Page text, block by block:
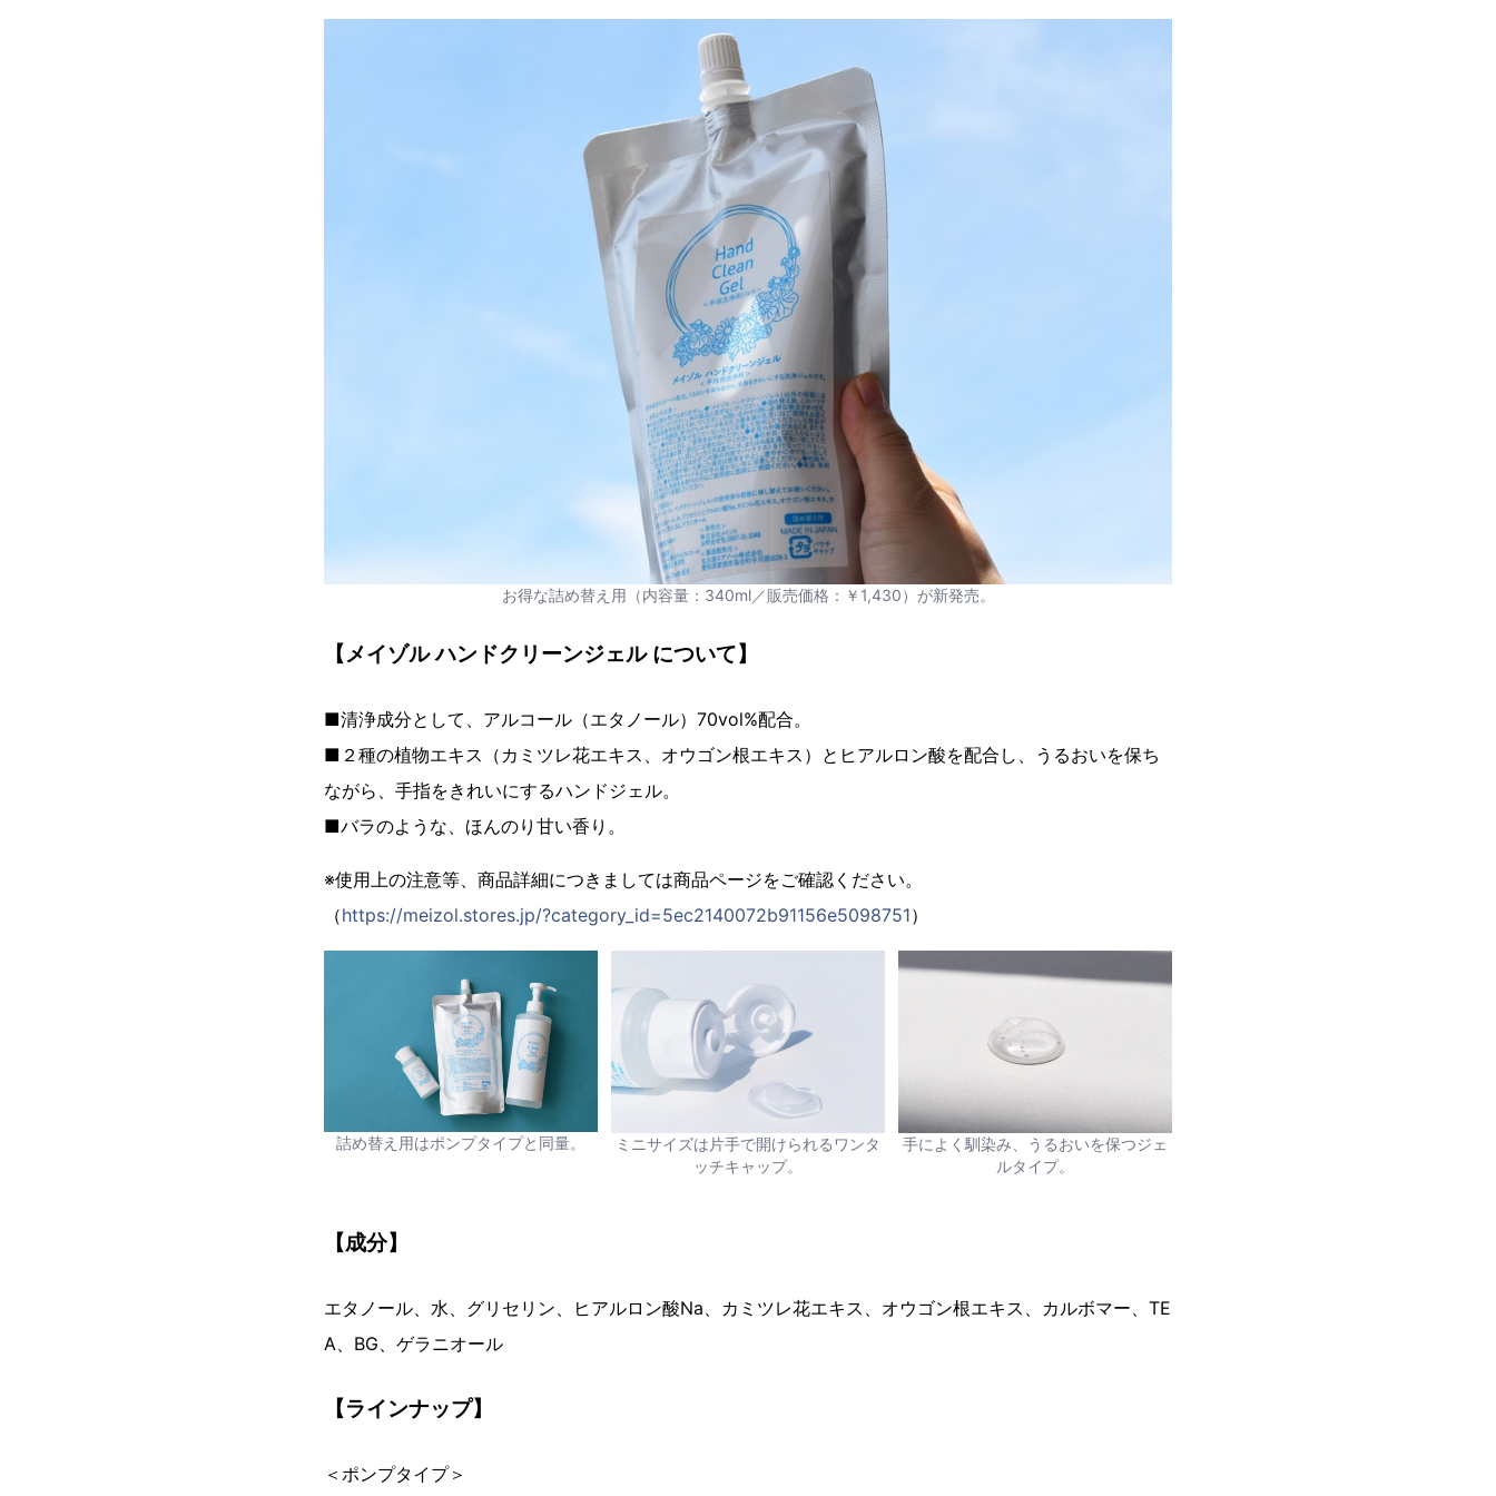
お得な詰め替え用（内容量：340ml／販売価格：￥1,430）が新発売。
【メイゾル ハンドクリーンジェル について】
■清浄成分として、アルコール（エタノール）70vol%配合。
■２種の植物エキス（カミツレ花エキス、オウゴン根エキス）とヒアルロン酸を配合し、うるおいを保ち
ながら、手指をきれいにするハンドジェル。
■バラのような、ほんのり甘い香り。
※使用上の注意等、商品詳細につきましては商品ページをご確認ください。
（https://meizol.stores.jp/?category_id=5ec2140072b91156e5098751）
詰め替え用はポンプタイプと同量。
ミニサイズは片手で開けられるワンタ
ッチキャップ。
手によく馴染み、うるおいを保つジェ
ルタイプ。
【成分】
エタノール、水、グリセリン、ヒアルロン酸Na、カミツレ花エキス、オウゴン根エキス、カルボマー、TE
A、BG、ゲラニオール
【ラインナップ】
＜ポンプタイプ＞